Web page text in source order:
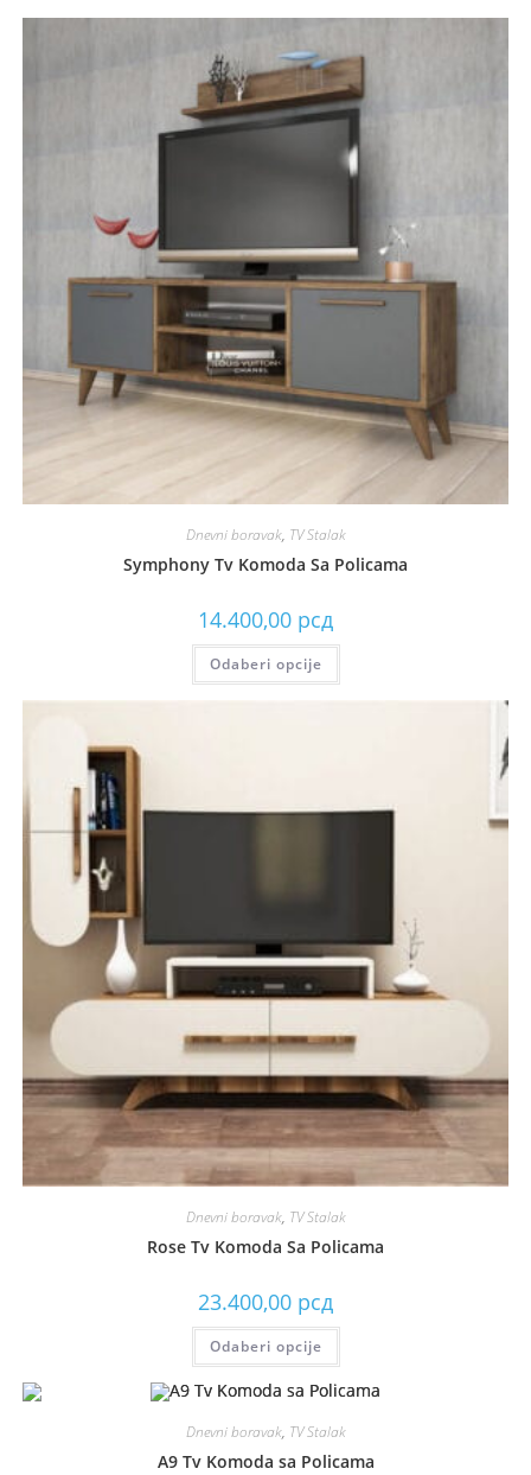
Dnevni boravak, TV Stalak
Symphony Tv Komoda Sa Policama
14.400,00 рсд
Odaberi opcije
Dnevni boravak, TV Stalak
Rose Tv Komoda Sa Policama
23.400,00 рсд
Odaberi opcije
Dnevni boravak, TV Stalak
A9 Tv Komoda sa Policama